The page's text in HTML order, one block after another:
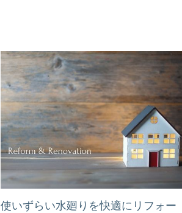
使いずらい水廻りを快適にリフォー